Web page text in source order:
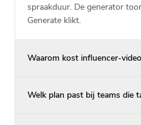
spraakduur. De generator
Generate klikt.
Waarom kost influencer-
Welk plan past bij teams die